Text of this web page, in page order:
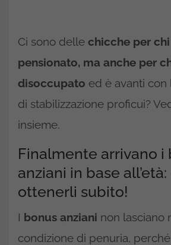
Ci sono delle chicche per
pensionato, ma anche per
disoccupato ed è avanti con
di stabilizzazione proficui?
insieme.
Finalmente arrivano i
anziani in base
ottenerli subito!
I bonus anziani non lasciano
condizione di penuria,